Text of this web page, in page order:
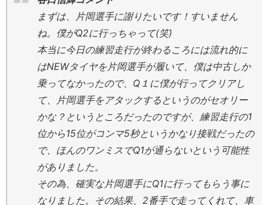
まずは、片岡選手に謝りたいです！すいません
ね。僕がQ2に行っちゃって(笑)
本当に今日の練習走行が終わるころには流れ的に
はNEWタイヤを片岡選手が履いて、僕は中古しか
乗ってなかったので、Q１に僕が行ってクリアし
て、片岡選手をアタックするというのがセオリー
かな？というところだったのですが、練習走行の1
位から15位がコンマ5秒というかなり接戦だったの
で、ほんのワンミスでQ1が通らないという可能性
がありました。
その為、確実な片岡選手にQ1に行ってもらう事に
なりました。その結果、2番手で走ってくれて、車